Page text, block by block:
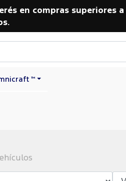
en compras superiores a
™